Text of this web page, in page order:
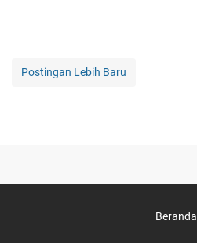
Postingan Lebih Baru
Beranda